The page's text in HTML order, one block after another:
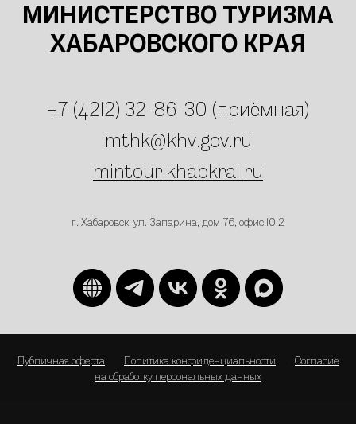
МИНИСТЕРСТВО ТУРИЗМА
ХАБАРОВСКОГО КРАЯ
+7 (4212) 32-86-30 (приёмная)
mthk@khv.gov.ru
mintour.khabkrai.ru
г. Хабаровск, ул. Запарина, дом 76, офис 1012
Публичная оферта Политика конфиденциальности
Согласие
на обработку персональных данных